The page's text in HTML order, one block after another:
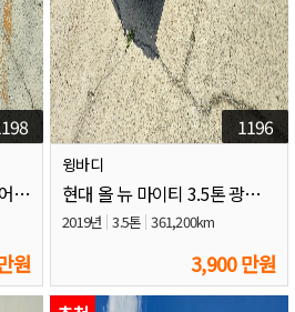
현대 메가트럭 중축(앞축) 어부바카
원
1196
윙바디
현대 올 뉴 마이티 3.5톤 광폭윙바디
2019년 3.5톤 361,200km
3,900 만원